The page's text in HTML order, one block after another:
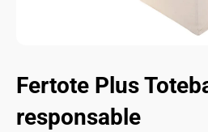
Fertote Plus
responsable